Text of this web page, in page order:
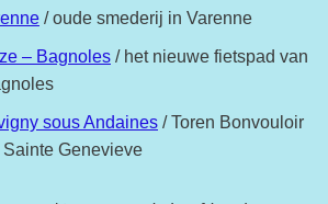
/ oude smederij in Varenne
– Bagnoles / het nieuwe fietspad van
sous Andaines / Toren Bonvouloir
Genevieve